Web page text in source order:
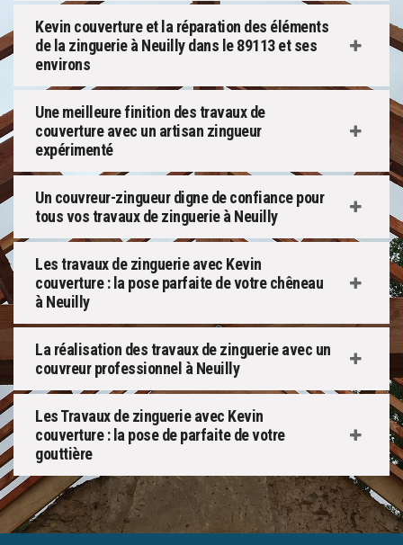
Kevin couverture et la réparation des éléments
de la zinguerie à Neuilly dans le 89113 et ses
environs
Une meilleure finition des travaux de
couverture avec un artisan zingueur
expérimenté
Un couvreur-zingueur digne de confiance pour
tous vos travaux de zinguerie à Neuilly
Les travaux de zinguerie avec Kevin
couverture : la pose parfaite de votre chêneau
à Neuilly
La réalisation des travaux de zinguerie avec un
couvreur professionnel à Neuilly
Les Travaux de zinguerie avec Kevin
couverture : la pose de parfaite de votre
gouttière